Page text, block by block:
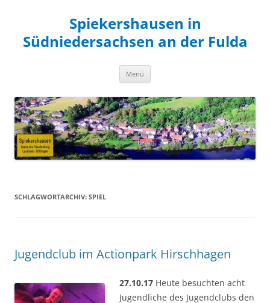
Spiekershausen in
Südniedersachsen an der Fulda
Menü
SCHLAGWORTARCHIV: SPIEL
Jugendclub im Actionpark Hirschhagen
27.10.17 Heute besuchten acht
Jugendliche des Jugendclubs den